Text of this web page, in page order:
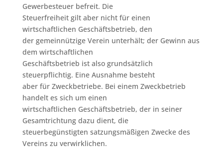
Gewerbesteuer befreit. Die
Steuerfreiheit gilt aber nicht für einen
wirtschaftlichen Geschäftsbetrieb, den
der gemeinnützige Verein unterhält; der Gewinn aus
dem wirtschaftlichen
Geschäftsbetrieb ist also grundsätzlich
steuerpflichtig. Eine Ausnahme besteht
aber für Zweckbetriebe. Bei einem Zweckbetrieb
handelt es sich um einen
wirtschaftlichen Geschäftsbetrieb, der in seiner
Gesamtrichtung dazu dient, die
steuerbegünstigten satzungsmäßigen Zwecke des
Vereins zu verwirklichen.